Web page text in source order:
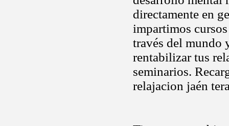
directamente en
impartimos
través del mundo
rentabilizar tus
seminarios.
relajacion jaén